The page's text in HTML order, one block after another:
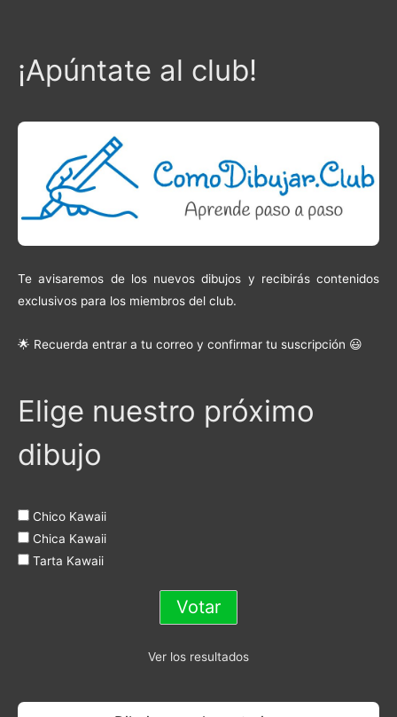
¡Apúntate al club!
Te avisaremos de los nuevos dibujos y recibirás contenidos
exclusivos para los miembros del club.
🌟 Recuerda entrar a tu correo y confirmar tu suscripción 😃
Elige nuestro próximo
dibujo
Chico Kawaii
Chica Kawaii
Tarta Kawaii
Ver los resultados